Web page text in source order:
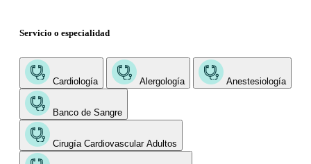
Servicio o especialidad
Cardiología Alergología Anestesiología
Banco de Sangre
Cirugía Cardiovascular Adultos